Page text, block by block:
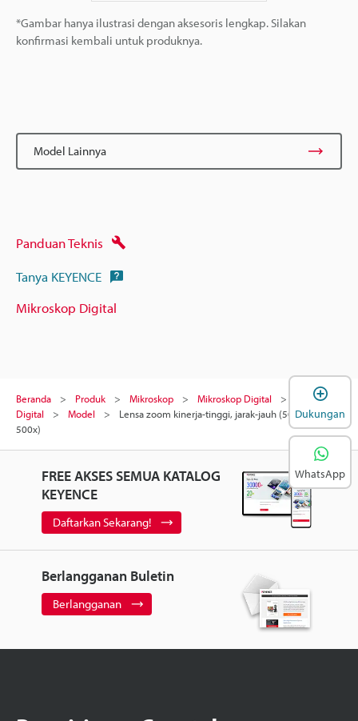
*Gambar hanya ilustrasi dengan aksesoris lengkap. Silakan
konfirmasi kembali untuk produknya.
Model Lainnya
Panduan Teknis
Tanya KEYENCE
Mikroskop Digital
Beranda Produk Mikroskop Mikroskop Digital
Mikroskop
Digital
Model
Lensa zoom kinerja-tinggi, jarak-jauh (50X sampai
500x)
FREE AKSES SEMUA KATALOG
KEYENCE
Daftarkan Sekarang!
Berlangganan Buletin
Berlangganan
Dukungan
WhatsApp